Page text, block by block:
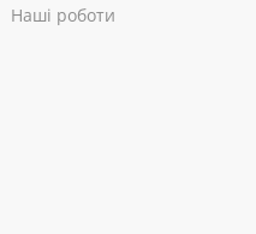
Наші роботи